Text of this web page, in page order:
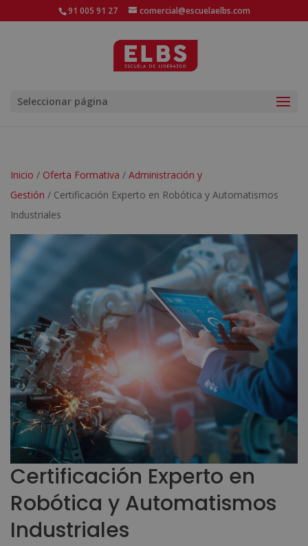
91 005 91 27 comercial@escuelaelbs.com
Seleccionar página
Inicio / Oferta Formativa / Administración y
Gestión / Certificación Experto en Robótica y Automatismos
Industriales
Certificación Experto en
Robótica y Automatismos
Industriales